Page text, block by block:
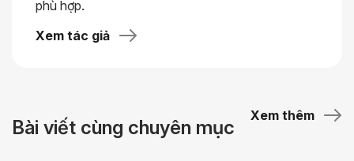
phù hợp.
Xem tác giả
Bài viết cùng chuyên mục
Xem thêm